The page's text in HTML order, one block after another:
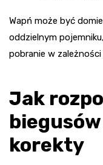
Wapń może być
oddzielnym
pobranie w
Jak
korekty